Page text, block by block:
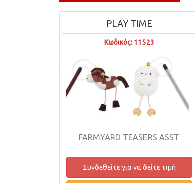
PLAY TIME
Κωδικός: 11523
FARMYARD TEASERS ASST
Συνδεθείτε για να δείτε τιμή